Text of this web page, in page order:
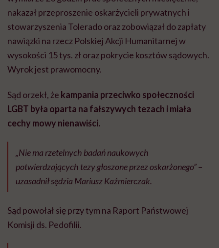
nakazał przeproszenie oskarżycieli prywatnych i
stowarzyszenia Tolerado oraz zobowiązał do zapłaty
nawiązki na rzecz Polskiej Akcji Humanitarnej w
wysokości 15 tys. zł oraz pokrycie kosztów sądowych.
Wyrok jest prawomocny.
Sąd orzekł, że kampania przeciwko społeczności
LGBT była oparta na fałszywych tezach i miała
cechy mowy nienawiści.
„Nie ma rzetelnych badań naukowych
potwierdzających tezy głoszone przez oskarżonego” –
uzasadnił sędzia Mariusz Kaźmierczak.
Sąd powołał się przy tym na Raport Państwowej
Komisji ds. Pedofilii.